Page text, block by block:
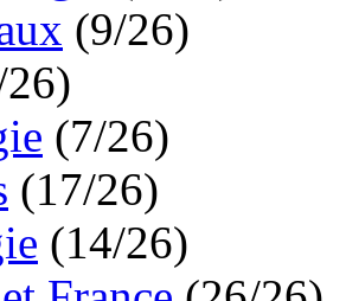
(9/26)
(7/26)
(17/26)
(14/26)